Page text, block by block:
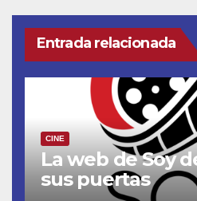
Entrada relacionada
CINE
La web de Soy
sus puertas